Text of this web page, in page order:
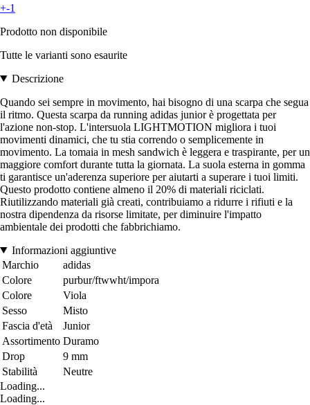
+-1
Prodotto non disponibile
Tutte le varianti sono esaurite
Descrizione
Quando sei sempre in movimento, hai bisogno di una scarpa che segua
il ritmo. Questa scarpa da running adidas junior è progettata per
l'azione non-stop. L'intersuola LIGHTMOTION migliora i tuoi
movimenti dinamici, che tu stia correndo o semplicemente in
movimento. La tomaia in mesh sandwich è leggera e traspirante, per un
maggiore comfort durante tutta la giornata. La suola esterna in gomma
ti garantisce un'aderenza superiore per aiutarti a superare i tuoi limiti.
Questo prodotto contiene almeno il 20% di materiali riciclati.
Riutilizzando materiali già creati, contribuiamo a ridurre i rifiuti e la
nostra dipendenza da risorse limitate, per diminuire l'impatto
ambientale dei prodotti che fabbrichiamo.
Informazioni aggiuntive
Marchio
adidas
Colore
purbur/ftwwht/impora
Colore
Viola
Sesso
Misto
Fascia d'età
Junior
Assortimento Duramo
Drop
9 mm
Stabilità
Neutre
Loading...
Loading...